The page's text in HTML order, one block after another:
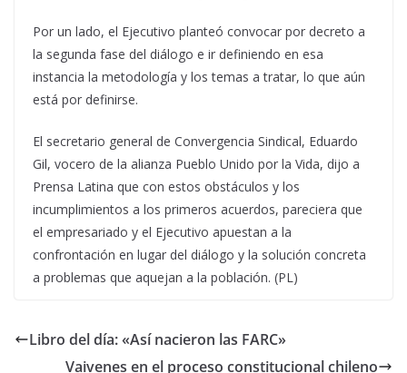
Por un lado, el Ejecutivo planteó convocar por decreto a
la segunda fase del diálogo e ir definiendo en esa
instancia la metodología y los temas a tratar, lo que aún
está por definirse.
El secretario general de Convergencia Sindical, Eduardo
Gil, vocero de la alianza Pueblo Unido por la Vida, dijo a
Prensa Latina que con estos obstáculos y los
incumplimientos a los primeros acuerdos, pareciera que
el empresariado y el Ejecutivo apuestan a la
confrontación en lugar del diálogo y la solución concreta
a problemas que aquejan a la población. (PL)
Libro del día: «Así nacieron las FARC»
Vaivenes en el proceso constitucional chileno